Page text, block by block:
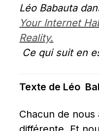
Léo Babauta
Your Internet
Reality.
Ce qui suit en
Texte de Léo
Chacun de nous